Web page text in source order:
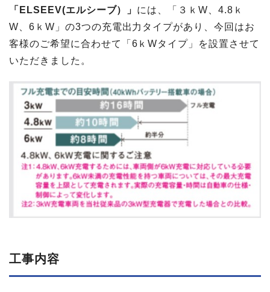
「ELSEEV(エルシーブ）」 には、「３ｋW、4.8ｋ
W、6ｋW」の3つの充電出力タイプがあり、今回はお
客様のご希望に合わせて「6ｋWタイプ」を設置させて
いただきました。
工事内容